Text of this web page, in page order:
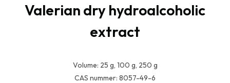
Valerian dry hydroalcoholic
extract
Volume: 25 g, 100 g, 250 g
CAS nummer: 8057-49-6